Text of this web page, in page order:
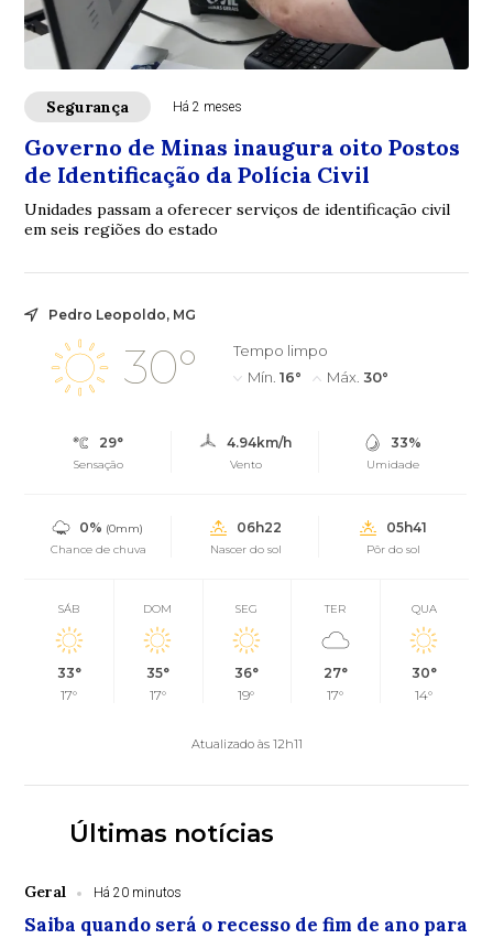
Segurança Há 2 meses
Governo de Minas inaugura oito Postos
de Identificação da Polícia Civil
Unidades passam a oferecer serviços de identificação civil
em seis regiões do estado
Pedro Leopoldo, MG
30°
Tempo limpo
Mín. 16° Máx. 30°
29°
Sensação
4.94km/h
Vento
33%
Umidade
0% (0mm)
Chance de chuva
06h22
Nascer do sol
05h41
Pôr do sol
SÁB
33°
17°
DOM
35°
17°
SEG
36°
19°
TER
27°
17°
QUA
30°
14°
Atualizado às 12h11
Últimas notícias
Geral Há 20 minutos
Saiba quando será o recesso de fim de ano para